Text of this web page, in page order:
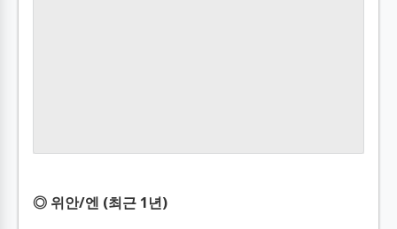
◎ 위안/엔 (최근 1년)